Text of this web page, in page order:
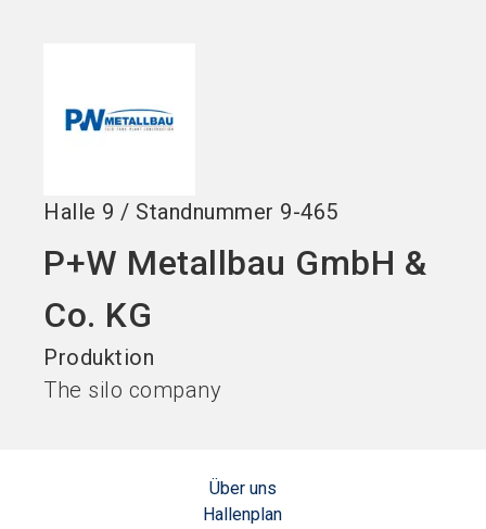
Halle 9 / Standnummer 9-465
P+W Metallbau GmbH &
Co. KG
Produktion
The silo company
Über uns
Hallenplan